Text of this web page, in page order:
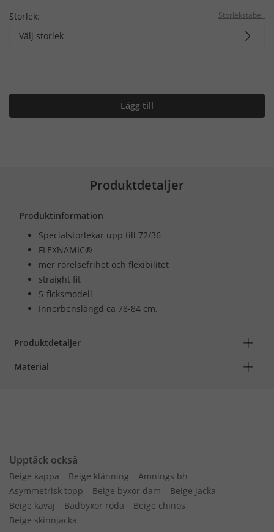
Storlek: Storlekstabell
Välj storlek
Lägg till
Produktdetaljer
Produktinformation
Specialstorlekar upp till 72/36
FLEXNAMIC®
mer rörelsefrihet och flexibilitet
straight fit
5-ficksmodell
Innerbenslängd ca 78-84 cm.
Produktdetaljer
Material
Upptäck också
Beige kappa Beige klänning
Amnings bh
Asymmetrisk topp
Beige byxor dam
Beige jacka
Beige kavaj
Badbyxor röda
Beige chinos
Beige skinnjacka